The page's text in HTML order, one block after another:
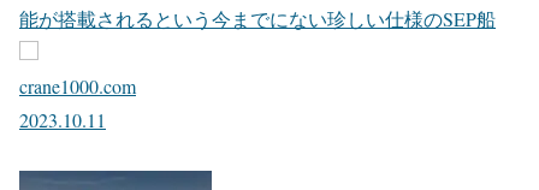
能が搭載されるという今までにない珍しい仕様のSEP船
crane1000.com
2023.10.11